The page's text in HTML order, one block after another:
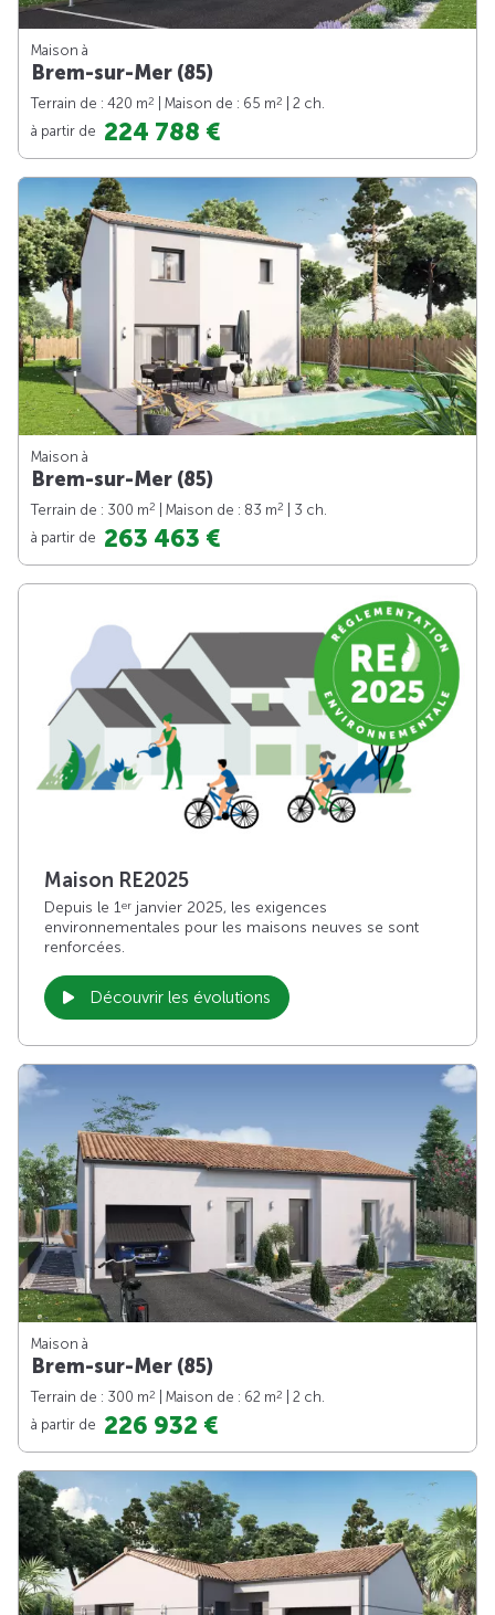
Maison à
Brem-sur-Mer (85)
Terrain de : 420 m2 | Maison de : 65 m2
| 2 ch.
à partir de 224 788 €
Maison à
Brem-sur-Mer (85)
Terrain de : 300 m2 | Maison de : 83 m2
| 3 ch.
à partir de 263 463 €
Maison RE2025
Depuis le 1er janvier 2025, les exigences
environnementales pour les maisons neuves se sont
renforcées.
Découvrir les évolutions
Maison à
Brem-sur-Mer (85)
Terrain de : 300 m2 | Maison de : 62 m2
| 2 ch.
à partir de 226 932 €